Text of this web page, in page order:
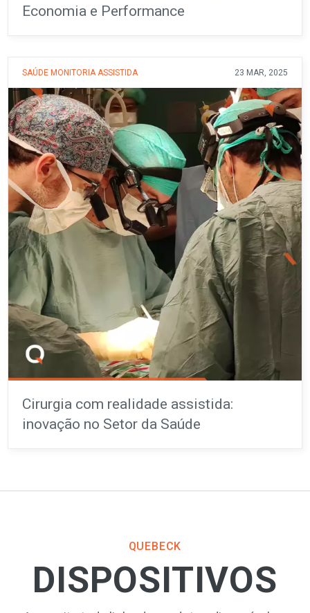
Economia e Performance
SAÚDE MONITORIA ASSISTIDA 23 MAR, 2025
Cirurgia com realidade assistida:
inovação no Setor da Saúde
QUEBECK
DISPOSITIVOS